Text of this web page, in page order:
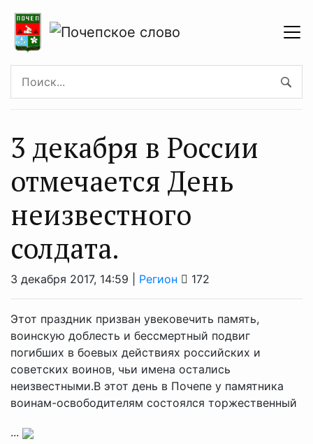
3 декабря в России
отмечается День
неизвестного
солдата.
3 декабря 2017, 14:59 | Регион 172
Этот праздник призван увековечить память,
воинскую доблесть и бессмертный подвиг
погибших в боевых действиях российских и
советских воинов, чьи имена остались
неизвестными.В этот день в Почепе у памятника
воинам-освободителям состоялся торжественный
...